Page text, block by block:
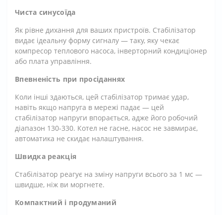
Чиста синусоїда
Як рівне дихання для ваших пристроїв. Стабілізатор
видає ідеальну форму сигналу — таку, яку чекає
компресор теплового насоса, інверторний кондиціонер
або плата управління.
Впевненість при просіданнях
Коли інші здаються, цей стабілізатор тримає удар,
навіть якщо напруга в мережі падає — цей
стабілізатор напруги впорається, адже його робочий
діапазон 130-330. Котел не гасне, насос не завмирає,
автоматика не скидає налаштування.
Швидка реакція
Стабілізатор реагує на зміну напруги всього за 1 мс —
швидше, ніж ви моргнете.
Компактний і продуманий